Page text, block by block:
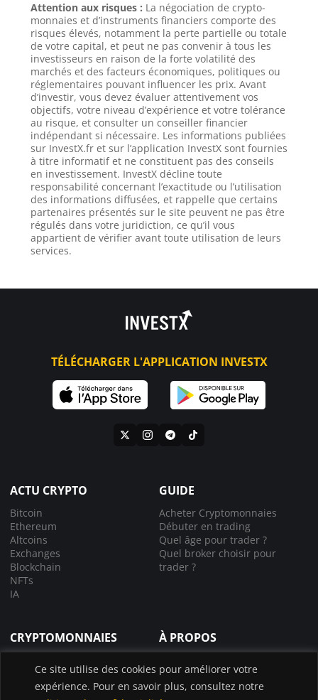
Ce site utilise des cookies pour améliorer votre
expérience. Pour en savoir plus, consultez notre
Attention aux risques : La négociation de crypto-
monnaies et d’instruments financiers comporte des
risques élevés, notamment la perte partielle ou totale
de votre capital, et peut ne pas convenir à tous les
investisseurs en raison de la forte volatilité des
marchés et des facteurs économiques, politiques ou
réglementaires pouvant influencer les prix. Avant
d’investir, vous devez évaluer attentivement vos
objectifs, votre niveau d’expérience et votre tolérance
au risque, et consulter un conseiller financier
indépendant si nécessaire. Les informations publiées
sur InvestX.fr et sur l’application InvestX sont fournies
à titre informatif et ne constituent pas des conseils
en investissement. InvestX décline toute
responsabilité concernant l’exactitude ou l’utilisation
des informations diffusées, et rappelle que certains
partenaires présentés sur le site peuvent ne pas être
régulés dans votre juridiction, ce qu’il vous
appartient de vérifier avant toute utilisation de leurs
services.
TÉLÉCHARGER L'APPLICATION INVESTX
ACTU CRYPTO
Bitcoin
Ethereum
Altcoins
Exchanges
Blockchain
NFTs
IA
GUIDE
Acheter Cryptomonnaies
Débuter en trading
Quel âge pour trader ?
Quel broker choisir pour
trader ?
CRYPTOMONNAIES
Lexique crypto
Choisir le bon exchange
À PROPOS
Nous contacter
Application InvestX